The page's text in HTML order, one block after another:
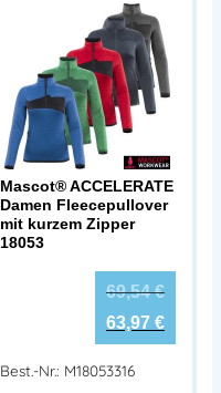
Mascot® ACCELERATE
Damen Fleecepullover
mit kurzem Zipper
18053
69,54€
63,97 €
Best.-Nr.: M18053316